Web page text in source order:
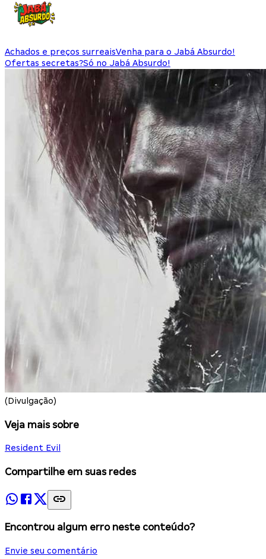
Achados e preços surreaisVenha para o Jabá Absurdo!
Ofertas secretas?Só no Jabá Absurdo!
(Divulgação)
Veja mais sobre
Resident Evil
Compartilhe em suas redes
Encontrou algum erro neste conteúdo?
Envie seu comentário